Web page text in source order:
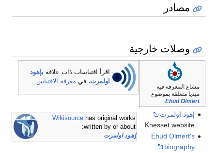
مصادر
وصلات خارجية
اقرأ اقتباسات ذات علاقة بإهود
اولمرت، في معرفة الاقتباس
مشاع المعرفة فيه
ميديا متعلقة بموضوع
Ehud Olmert
Wikisourcehas original works
written by or about:
إهود اولمرت
إهود اولمرت
Knesset website
Ehud Olmert's
biography